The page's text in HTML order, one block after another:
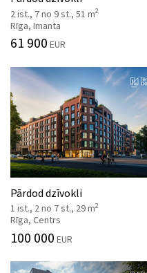
2 ist., 7 no 9 st., 51 m2
Rīga, Imanta
61 900 EUR
Pārdod dzīvokli
1 ist., 2 no 7 st., 29 m2
Rīga, Centrs
100 000 EUR